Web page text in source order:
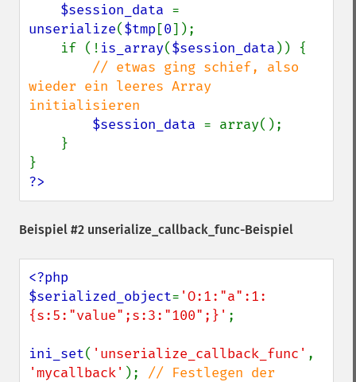
$session_data
unserialize($tmp [0]);
    if (!
is_array($session_data )) {
// etwas ging schief, also
wieder ein leeres Array
initialisieren
$session_data = array();
?>
Beispiel #2 unserialize_callback_func-Beispiel
<?php
$serialized_object= 'O:1:"a":1:
{s:5:"value";s:3:"100";}' ;
ini_set( 'unserialize_callback_func'
'mycallback' ); // Festlegen der